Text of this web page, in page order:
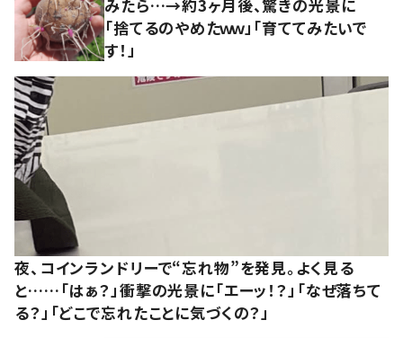
みたら…→約3ヶ月後、驚きの光景に
「捨てるのやめたｗｗ」「育ててみたいで
す！」
夜、コインランドリーで“忘れ物”を発見。よく見る
と……「はぁ？」衝撃の光景に「エーッ！？」「なぜ落ちて
る？」「どこで忘れたことに気づくの？」